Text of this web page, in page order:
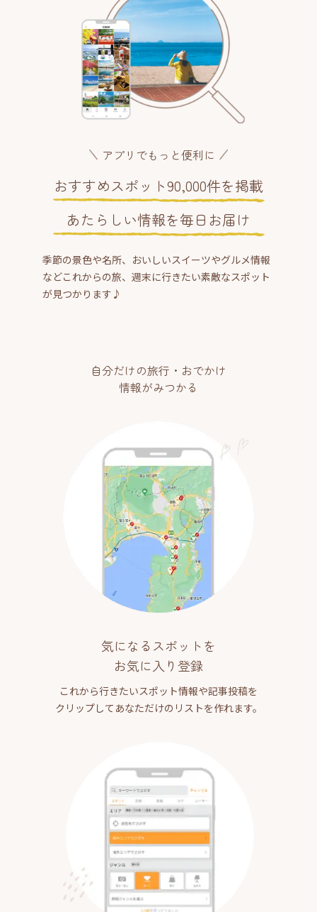
アプリでもっと便利に
おすすめスポット90,000件を掲載
あたらしい情報を毎日お届け
季節の景色や名所、おいしいスイーツやグルメ情報
などこれからの旅、週末に行きたい素敵なスポット
が見つかります♪
自分だけの旅行・おでかけ
情報がみつかる
気になるスポットを
お気に入り登録
これから行きたいスポット情報や記事投稿を
クリップしてあなただけのリストを作れます。